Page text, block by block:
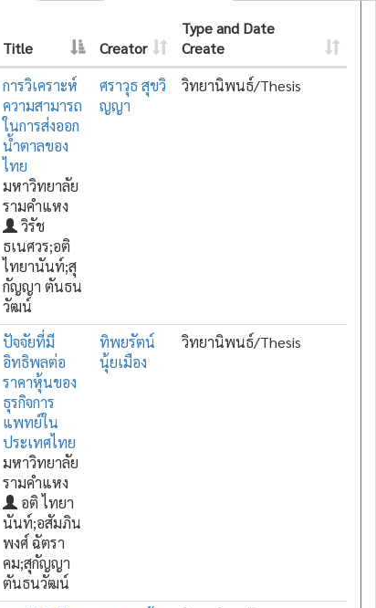
Title Creator
Type and Date
Create
การวิเคราะห์
ความสามารถ
ในการส่งออก
น้ำตาลของ
ไทย
มหาวิทยาลัย
รามคำแหง
วิรัช
ธเนศวร;อติ
ไทยานันท์;สุ
กัญญา ตันธน
วัฒน์
ศราวุธ สุขวิ
ญญา
วิทยานิพนธ์/Thesis
ปัจจัยที่มี
อิทธิพลต่อ
ราคาหุ้นของ
ธุรกิจการ
แพทย์ใน
ประเทศไทย
มหาวิทยาลัย
รามคำแหง
อติ ไทยา
นันท์;อสัมภิน
พงศ์ ฉัตรา
คม;สุกัญญา
ตันธนวัฒน์
ทิพยรัตน์
นุ้ยเมือง
วิทยานิพนธ์/Thesis